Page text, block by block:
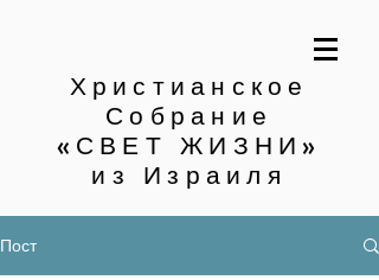
Христианское
Собрание
«СВЕТ ЖИЗНИ»
из Израиля
Пост